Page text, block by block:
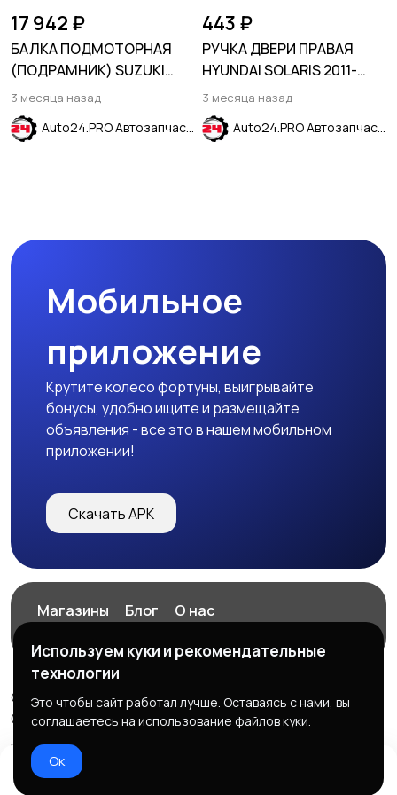
17 942 ₽
БАЛКА ПОДМОТОРНАЯ
(ПОДРАМНИК) SUZUKI
SWIFT 2004-
3 месяца назад
Auto24.PRO Автозапчасти
443 ₽
РУЧКА ДВЕРИ ПРАВАЯ
HYUNDAI SOLARIS 2011-
2017
3 месяца назад
Auto24.PRO Автозапчасти
Мобильное
приложение
Крутите колесо фортуны, выигрывайте
бонусы, удобно ищите и размещайте
объявления - все это в нашем мобильном
приложении!
Скачать APK
Магазины Блог
О нас
© 2026 ExZz.ru - Маркетплейс Экспресс Заказ
ООО "ЭКЗЗ", ОГРН: 888333777444
Правила сервиса
Используем куки и рекомендательные
технологии
Это чтобы сайт работал лучше. Оставаясь с нами, вы
соглашаетесь на использование файлов куки.
Ок